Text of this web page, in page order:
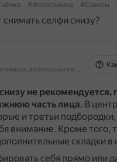
#Фотосъёмка #Советы
селфи снизу?
На основе источников, возможны неточности
не рекомендуется,
часть лица. В
и третьи
внимание. Кроме того,
складки в
себя прямо или